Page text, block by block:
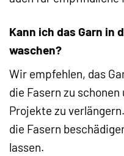
Kann ich das Garn in
waschen?
Wir empfehlen, das
die Fasern zu
Projekte zu
die Fasern
lassen.